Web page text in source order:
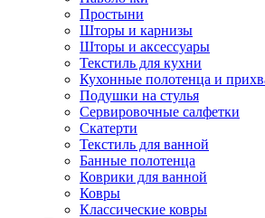
Простыни
Шторы и карнизы
Шторы и аксессуары
Текстиль для кухни
Кухонные полотенца и
Подушки на стулья
Сервировочные салфетки
Скатерти
Текстиль для ванной
Банные полотенца
Коврики для ванной
Ковры
Классические ковры